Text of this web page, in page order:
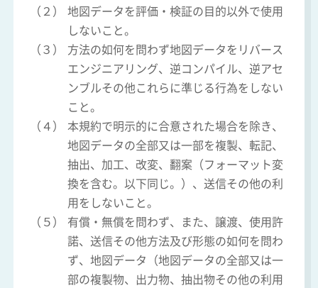
（２）
地図データを評価・検証の目的以外で使用
しないこと。
（３）
方法の如何を問わず地図データをリバース
エンジニアリング、逆コンパイル、逆アセ
ンブルその他これらに準じる行為をしない
こと。
（４）
本規約で明示的に合意された場合を除き、
地図データの全部又は一部を複製、転記、
抽出、加工、改変、翻案（フォーマット変
換を含む。以下同じ。）、送信その他の利
用をしないこと。
（５）
有償・無償を問わず、また、譲渡、使用許
諾、送信その他方法及び形態の如何を問わ
ず、地図データ（地図データの全部又は一
部の複製物、出力物、抽出物その他の利用